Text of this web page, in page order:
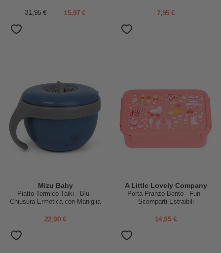
31,95 € 15,97 € 7,95 €
Mizu Baby
Piatto Termico Taiki - Blu -
Chiusura Ermetica con Maniglia
Seconda Ciotola
22,90 €
A Little Lovely Company
Porta Pranzo Bento - Fun -
Scomparti Estraibili
14,95 €